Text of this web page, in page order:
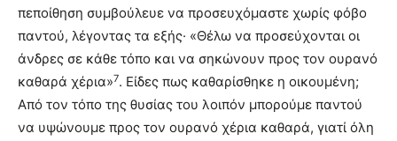
πεποίθηση συμβούλευε να προσευχόμαστε χωρίς φόβο
παντού, λέγοντας τα εξής· «Θέλω να προσεύχονται οι
άνδρες σε κάθε τόπο και να σηκώνουν προς τον ουρανό
καθαρά χέρια»7. Είδες πως καθαρίσθηκε η οικουμένη;
Από τον τόπο της θυσίας του λοιπόν μπορούμε παντού
να υψώνουμε προς τον ουρανό χέρια καθαρά, γιατί όλη